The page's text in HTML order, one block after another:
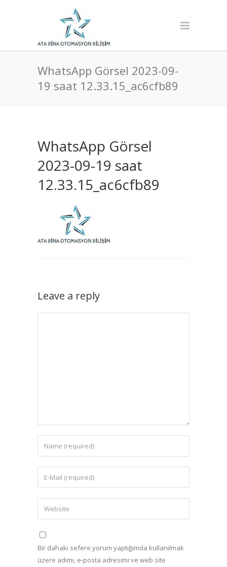
WhatsApp Görsel 2023-09-
19 saat 12.33.15_ac6cfb89
WhatsApp Görsel
2023-09-19 saat
12.33.15_ac6cfb89
Leave a reply
Bir dahaki sefere yorum yaptığımda kullanılmak
üzere adımı, e-posta adresimi ve web site